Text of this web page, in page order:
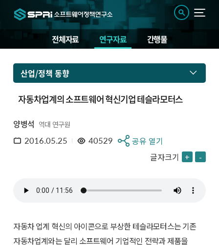
전체자료 연구자료 간행물
산업/정책 동향
자동차업계의 소프트웨어 혁신기업 테슬라모터스
양병석 역대 연구원
2016.05.25 40529
공유 열기
글자크기 + -
자동차 업계 혁신의 아이콘으로 부상한 테슬라모터스는 기존
자동차업계와는 달리 소프트웨어 기업적인 전략과 제품을